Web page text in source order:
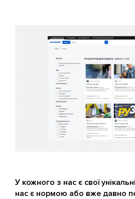
У кожного з нас є свої
нас є нормою або вже давно